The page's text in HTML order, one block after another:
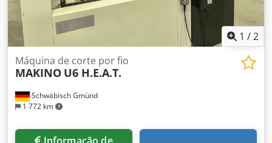
1 /2
Schwäbisch Gmünd
1 772 km
Máquina de corte por fio
MAKINO U6 H.E.A.T.